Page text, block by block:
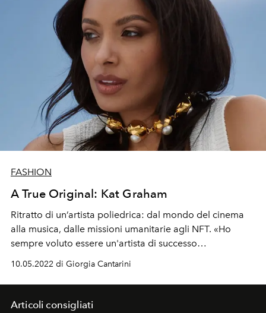
FASHION
A True Original: Kat Graham
Ritratto di un’artista poliedrica: dal mondo del cinema
alla musica, dalle missioni umanitarie agli NFT. «Ho
sempre voluto essere un'artista di successo
internazionale e un ambasciatrice alle Nazione Unite. Ho
letteralmente fatto gli stessi sogni per anni, non ho mai
desiderato nulla di differente».
10.05.2022 di Giorgia Cantarini
Articoli consigliati